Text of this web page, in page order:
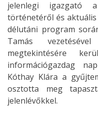
jelenlegi igazgató
történetéről és
délutáni program
Tamás
megtekintésére
információgazdag
Kóthay Klára a
osztotta meg
jelenlévőkkel.